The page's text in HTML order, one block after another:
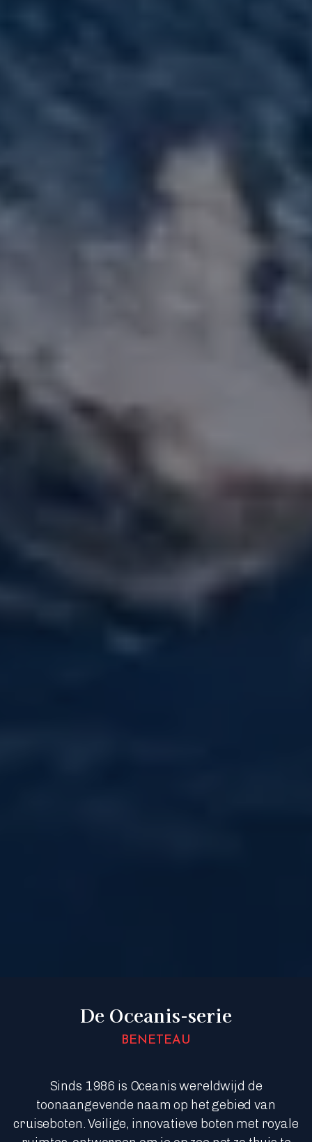
De Oceanis-serie
BENETEAU
Sinds 1986 is Oceanis wereldwijd de
toonaangevende naam op het gebied van
cruiseboten. Veilige, innovatieve boten met royale